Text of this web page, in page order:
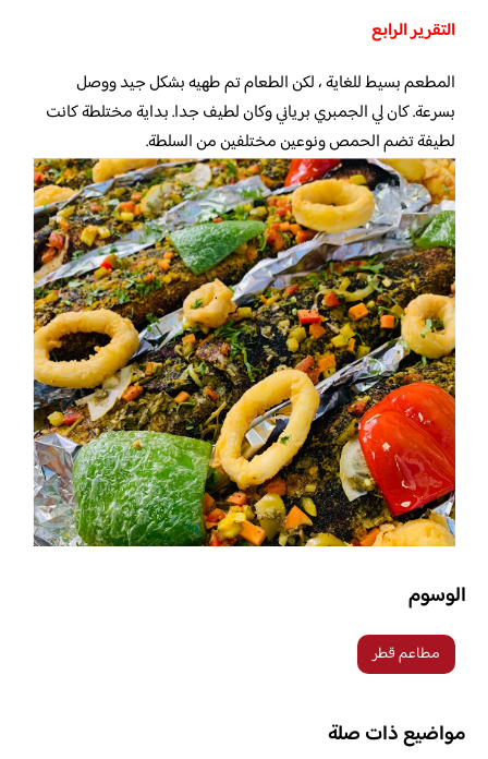
التقرير الرابع
المطعم بسيط للغاية ، لكن الطعام تم طهيه بشكل جيد ووصل
بسرعة. كان لي الجمبري برياني وكان لطيف جدا. بداية مختلطة كانت
لطيفة تضم الحمص ونوعين مختلفين من السلطة.
الوسوم
مطاعم قطر
مواضيع ذات صلة